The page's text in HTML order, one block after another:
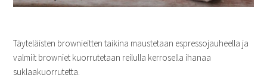
Täyteläisten brownieitten taikina maustetaan espressojauheella ja
valmiit browniet kuorrutetaan reilulla kerrosella ihanaa
suklaakuorrutetta.